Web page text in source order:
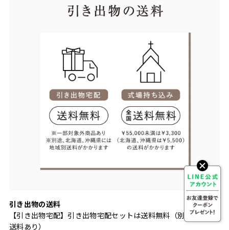
引き出物の送料
【引き出物宅配】引き出物宅配セットは送料無料（別途地域別
送料あり）